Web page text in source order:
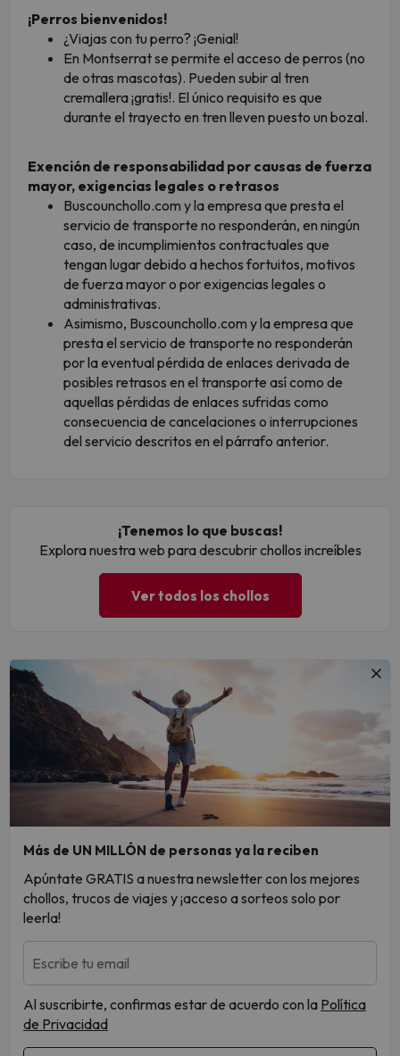
¡Perros bienvenidos!
¿Viajas con tu perro? ¡Genial!
En Montserrat se permite el acceso de perros (no
de otras mascotas). Pueden subir al tren
cremallera ¡gratis!. El único requisito es que
durante el trayecto en tren lleven puesto un bozal.
Exención de responsabilidad por causas de fuerza
mayor, exigencias legales o retrasos
Buscounchollo.com y la empresa que presta el
servicio de transporte no responderán, en ningún
caso, de incumplimientos contractuales que
tengan lugar debido a hechos fortuitos, motivos
de fuerza mayor o por exigencias legales o
administrativas.
Asimismo, Buscounchollo.com y la empresa que
presta el servicio de transporte no responderán
por la eventual pérdida de enlaces derivada de
posibles retrasos en el transporte así como de
aquellas pérdidas de enlaces sufridas como
consecuencia de cancelaciones o interrupciones
del servicio descritos en el párrafo anterior.
¡Tenemos lo que buscas!
Explora nuestra web para descubrir chollos increíbles
Ver todos los chollos
Más de UN MILLÓN de personas ya la reciben
Apúntate GRATIS a nuestra newsletter con los mejores
chollos, trucos de viajes y ¡acceso a sorteos solo por
leerla!
Escribe tu email
Al suscribirte, confirmas estar de acuerdo con la Política
de Privacidad